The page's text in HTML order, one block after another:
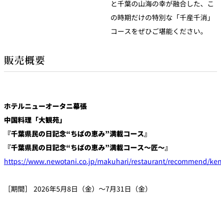
と千葉の山海の幸が融合した、こ
の時期だけの特別な「千産千消」
コースをぜひご堪能ください。
販売概要
ホテルニューオータニ幕張
中国料理「大観苑」
『千葉県民の日記念“ちばの恵み”満載コース』
『千葉県民の日記念“ちばの恵み”満載コース〜匠〜』
https://www.newotani.co.jp/makuhari/restaurant/recommend/
［期間］ 2026年5月8日（金）〜7月31日（金）